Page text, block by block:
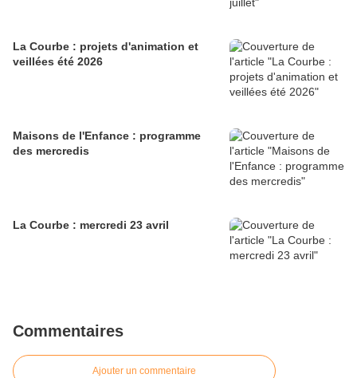
La Courbe : projets d'animation et
veillées été 2026
Maisons de l'Enfance : programme
des mercredis
La Courbe : mercredi 23 avril
Commentaires
Ajouter un commentaire